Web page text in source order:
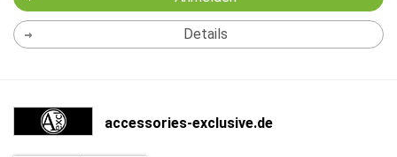
Details
accessories-exclusive.de